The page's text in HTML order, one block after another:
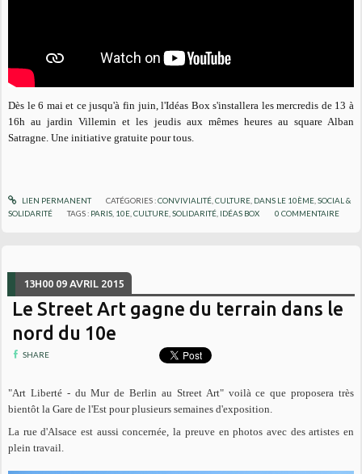
Dès le 6 mai et ce jusqu'à fin juin, l'Idéas Box s'installera les mercredis de 13 à
16h au jardin Villemin et les jeudis aux mêmes heures au square Alban
Satragne. Une initiative gratuite pour tous.
LIEN PERMANENT CATÉGORIES :CONVIVIALITÉ, CULTURE, DANS LE 10ÈME, SOCIAL &
SOLIDARITÉ
TAGS : PARIS 10E ,CULTURE ,SOLIDARITÉ IDÉAS BOX 0 COMMENTAIRE
13H00 09 AVRIL 2015
Le Street Art gagne du terrain dans le
nord du 10e
SHARE
"Art Liberté - du Mur de Berlin au Street Art" voilà ce que proposera très
bientôt la Gare de l'Est pour plusieurs semaines d'exposition.
La rue d'Alsace est aussi concernée, la preuve en photos avec des artistes en
plein travail.